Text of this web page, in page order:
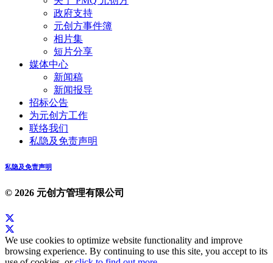
政府支持
元创方事件簿
相片集
短片分享
媒体中心
新闻稿
新闻报导
招标公告
为元创方工作
联络我们
私隐及免责声明
私隐及免责声明
© 2026 元创方管理有限公司
We use cookies to optimize website functionality and improve
browsing experience. By continuing to use this site, you accept to its